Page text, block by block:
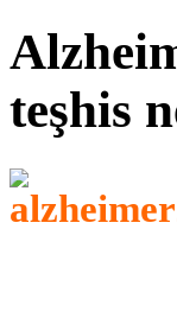
teşhis